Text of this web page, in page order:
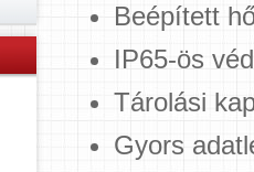
Beépített
IP65-ös
Tárolási
Gyors